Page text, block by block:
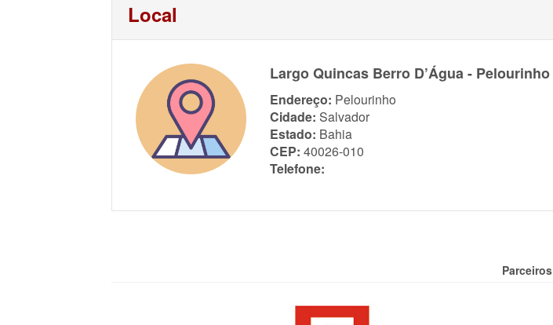
Local
Largo Quincas Berro D’Água - Pelourinho
Endereço: Pelourinho
Cidade: Salvador
Estado: Bahia
CEP: 40026-010
Telefone:
Parceiros